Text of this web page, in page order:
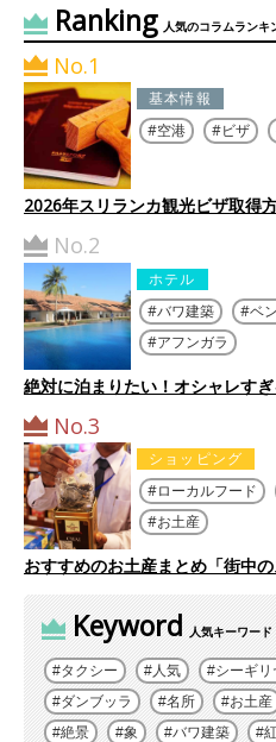
Ranking 人気のコラムランキ
No.1
基本情報
空港
ビザ
2026年スリランカ観光ビザ取得
No.2
ホテル
バワ建築
ベ
アフンガラ
絶対に泊まりたい！オシャレす
No.3
ショッピング
ローカルフード
お土産
おすすめのお土産まとめ「街中
Keyword 人気キーワード
タクシー 人気 シーギリ
ダンブッラ
名所 お土産
絶景
象 バワ建築